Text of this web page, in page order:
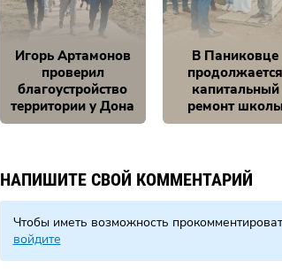
Игорь Артамонов
проверил
благоустройство
территории у Дона
В Паниковце
продолжается
капитальный
ремонт школы
НАПИШИТЕ СВОЙ КОММЕНТАРИЙ
Чтобы иметь возможность
войдите